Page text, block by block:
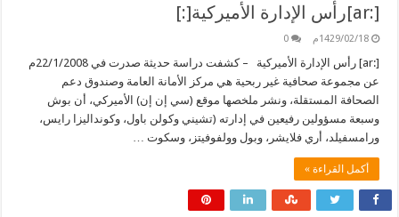
[:ar]رأس الإدارة الأميركية[:]
1429/02/18م 0
[:ar] رأس الإدارة الأميركية – كشفت دراسة حديثة صدرت في 22/1/2008م
عن مجموعة صحافية غير ربحية هي مركز الأمانة العامة وصندوق دعم
الصحافة المستقلة، ونشر ملخصها موقع (سي إن إن) الأميركي، أن بوش
وسبعة مسؤولين رفيعين في إدارته (تشيني وكولن باول، وكونداليزا رايس،
ورامسفيلد، أري فلايشر، وبول وولفوفيتز، وسكوت …
أكمل القراءة »